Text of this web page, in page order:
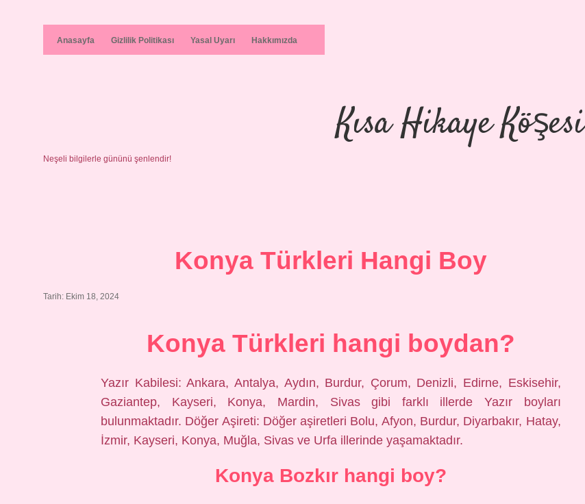
Anasayfa Gizlilik Politikası Yasal Uyarı Hakkımızda
Kısa Hikaye Köşesi
Neşeli bilgilerle gününü şenlendir!
Konya Türkleri Hangi Boy
Tarih: Ekim 18, 2024
Konya Türkleri hangi boydan?
Yazır Kabilesi: Ankara, Antalya, Aydın, Burdur, Çorum, Denizli, Edirne, Eskisehir,
Gaziantep, Kayseri, Konya, Mardin, Sivas gibi farklı illerde Yazır boyları
bulunmaktadır. Döğer Aşireti: Döğer aşiretleri Bolu, Afyon, Burdur, Diyarbakır, Hatay,
İzmir, Kayseri, Konya, Muğla, Sivas ve Urfa illerinde yaşamaktadır.
Konya Bozkır hangi boy?